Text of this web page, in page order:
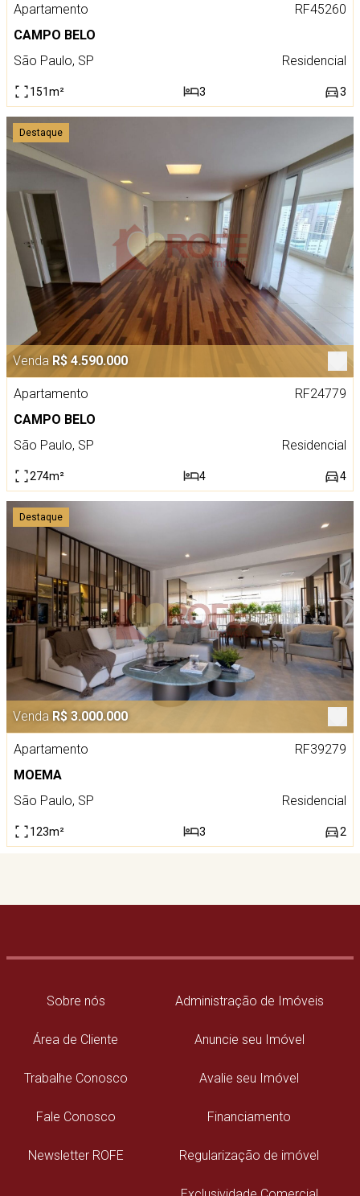
Apartamento
RF45260
CAMPO BELO
São Paulo, SP
Residencial
151m² 3 3
Destaque
Venda R$ 4.590.000
Apartamento
RF24779
CAMPO BELO
São Paulo, SP
Residencial
274m² 4 4
Destaque
Venda R$ 3.000.000
Apartamento
RF39279
MOEMA
São Paulo, SP
Residencial
123m² 3 2
Sobre nós
Área de Cliente
Trabalhe Conosco
Fale Conosco
Newsletter ROFE
Administração de Imóveis
Anuncie seu Imóvel
Avalie seu Imóvel
Financiamento
Regularização de imóvel